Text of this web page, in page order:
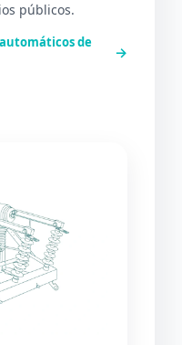
públicos.
de
→